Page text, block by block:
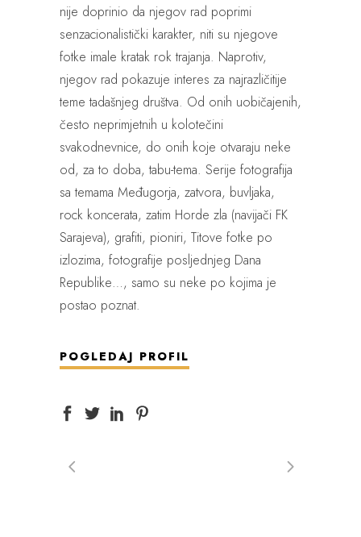
nije doprinio da njegov rad poprimi
senzacionalistički karakter, niti su njegove
fotke imale kratak rok trajanja. Naprotiv,
njegov rad pokazuje interes za najrazličitije
teme tadašnjeg društva. Od onih uobičajenih,
često neprimjetnih u kolotečini
svakodnevnice, do onih koje otvaraju neke
od, za to doba, tabu-tema. Serije fotografija
sa temama Međugorja, zatvora, buvljaka,
rock koncerata, zatim Horde zla (navijači FK
Sarajeva), grafiti, pioniri, Titove fotke po
izlozima, fotografije posljednjeg Dana
Republike…, samo su neke po kojima je
postao poznat.
POGLEDAJ PROFIL